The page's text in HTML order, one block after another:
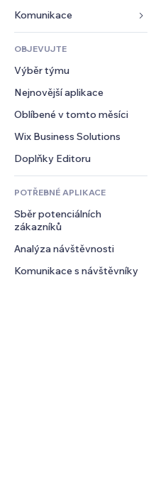
Výpisy webu
E‑mail
Účetnictví
Kupóny a věrnostní programy
Skladování
Jídlo a nápoje
Restaurace
Nemovitosti
Rezervace
Hudba
Podcasty
Fotografie
Video
PDF
Sdílení souborů
Novinky
Mapy a navigace
Soukromí a bezpečnost
Hodiny
Šablony stránek
Efekty pro obrázky
Tlačítka a nabídky
Bannery a odznaky
Kalkulačky
Vyhledávání
Počasí
Tabulky a grafy
Formuláře
Ankety
Chat
Komentáře
Telefon
Komunita
Reference a recenze
CRM
OBJEVUJTE
Výběr týmu
Nejnovější aplikace
Oblíbené v tomto měsíci
Wix Business Solutions
Doplňky Editoru
POTŘEBNÉ APLIKACE
Sběr potenciálních
zákazníků
Analýza návštěvnosti
Komunikace s návštěvníky